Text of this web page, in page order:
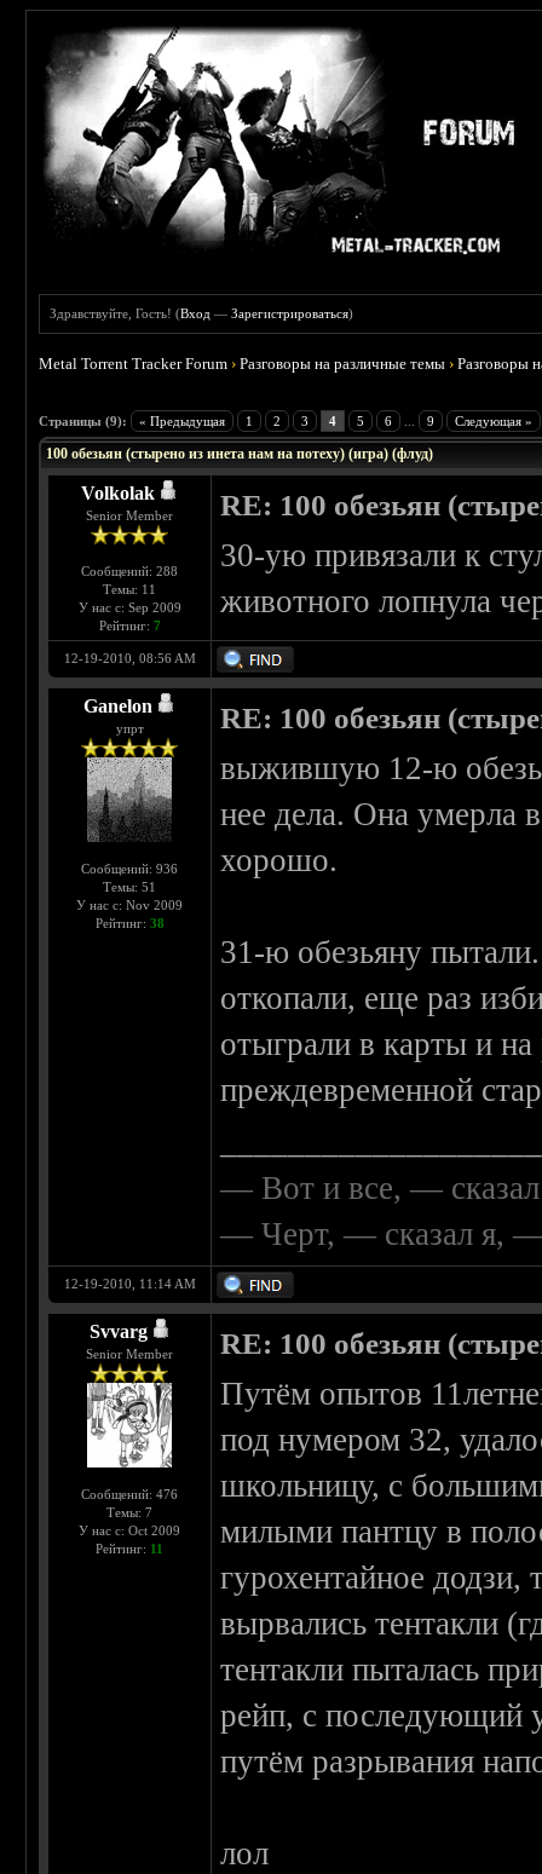
Здравствуйте, Гость! (Вход —Зарегистрироваться)
Metal Torrent Tracker Forum ›Разговоры на различные темы ›Разговоры
Страницы (9): « Предыдущая 1 2 3 4 5 6 9 Следующая »
100 обезьян (стырено из инета нам на потеху) (игра) (флуд)
Volkolak
Senior Member
Сообщений: 288
Темы: 11
У нас с: Sep 2009
Рейтинг: 7
RE: 100 обезьян
30-ую привязали к
животного лопнула
12-19-2010, 08:56 AM
Ganelon
упрт
Сообщений: 936
Темы: 51
У нас с: Nov 2009
Рейтинг: 38
RE: 100 обезьян
выжившую 12-ю
нее дела. Она умерла
хорошо.
31-ю обезьяну
откопали, еще раз
отыграли в карты и
преждевременной
— Вот и все, —
— Черт, — сказал я, —
12-19-2010, 11:14 AM
Svvarg
Senior Member
Сообщений: 476
Темы: 7
У нас с: Oct 2009
Рейтинг: 11
RE: 100 обезьян
Путём опытов
под нумером 32,
школьницу, с
милыми пантцу в
гурохентайное додзи,
вырвались тентакли
тентакли пыталась
рейп, с
путём разрывания
лол